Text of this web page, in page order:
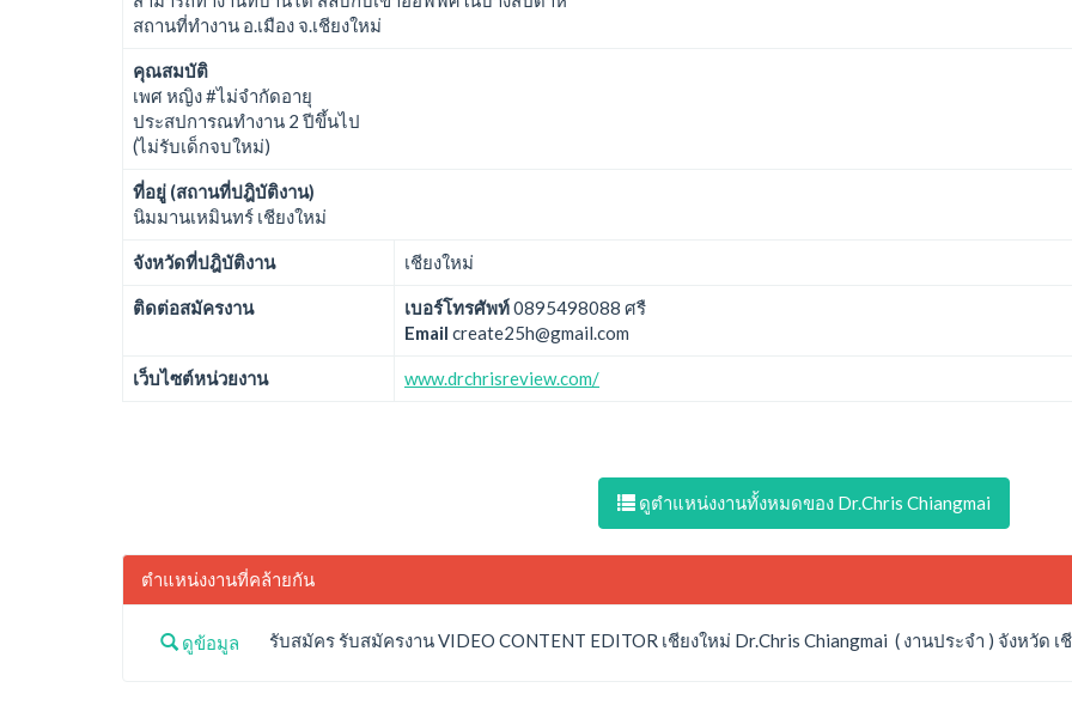
สถานที่ทำงาน อ.เมือง จ.เชียงใหม่
คุณสมบัติ
เพศ หญิง #ไม่จำกัดอายุ
ประสปการณทำงาน 2 ปีขึ้นไป
(ไม่รับเด็กจบใหม่)
ที่อยู่ (สถานที่ปฎิบัติงาน)
นิมมานเหมินทร์ เชียงใหม่
จังหวัดที่ปฎิบัติงาน เชียงใหม่
ติดต่อสมัครงาน เบอร์โทรศัพท์0895498088 ศรื
Email create25h@gmail.com
เว็บไซต์หน่วยงาน www.drchrisreview.com/
ดูตำแหน่งงานทั้งหมดของ Dr.Chris Chiangmai
ตำแหน่งงานที่คล้ายกัน
ดูข้อมูล รับสมัคร รับสมัครงาน VIDEO CONTENT EDITOR เชียงใหม่ Dr.Chris Chiangmai ( งานประจำ ) จังหวัด เ